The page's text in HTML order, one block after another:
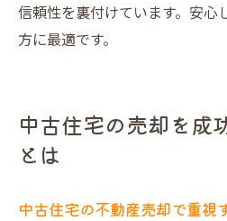
信頼性を裏付けています。安心
方に最適です。
中古住宅の売却を成
とは
中古住宅の不動産売却で重視